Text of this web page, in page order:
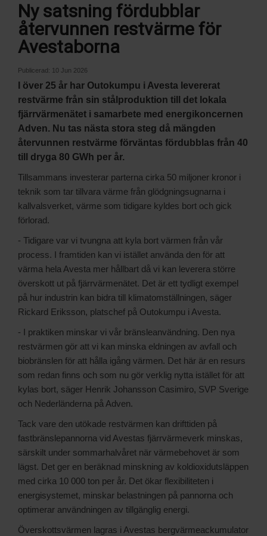
Ny satsning fördubblar
återvunnen restvärme för
Avestaborna
Publicerad: 10 Jun 2026
I över 25 år har Outokumpu i Avesta levererat
restvärme från sin stålproduktion till det lokala
fjärrvärmenätet i samarbete med energikoncernen
Adven. Nu tas nästa stora steg då mängden
återvunnen restvärme förväntas fördubblas från 40
till dryga 80 GWh per år.
Tillsammans investerar parterna cirka 50 miljoner kronor i
teknik som tar tillvara värme från glödgningsugnarna i
kallvalsverket, värme som tidigare kyldes bort och gick
förlorad.
- Tidigare var vi tvungna att kyla bort värmen från vår
process. I framtiden kan vi istället använda den för att
värma hela Avesta mer hållbart då vi kan leverera större
överskott ut på fjärrvärmenätet. Det är ett tydligt exempel
på hur industrin kan bidra till klimatomställningen, säger
Rickard Eriksson, platschef på Outokumpu i Avesta.
- I praktiken minskar vi vår bränsleanvändning. Den nya
restvärmen gör att vi kan minska eldningen av avfall och
biobränslen för att hålla igång värmen. Det här är en resurs
som redan finns och som nu gör verklig nytta istället för att
kylas bort, säger Henrik Johansson Casimiro, SVP Sverige
och Nederländerna på Adven.
Tack vare den utökade restvärmen kan drifttiden på
fastbränslepannorna vid Avestas fjärrvärmeverk minskas,
särskilt under sommarhalvåret när värmebehovet är som
lägst. Det ger en beräknad minskning av koldioxidutsläppen
med cirka 10 000 ton per år. Det ökar flexibiliteten i
energisystemet, minskar belastningen på pannorna och
optimerar användningen av tillgänglig energi.
Överskottsvärmen lagras i Avestas bergvärmeackumulator